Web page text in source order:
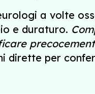
a volte
e duraturo.
dirette per